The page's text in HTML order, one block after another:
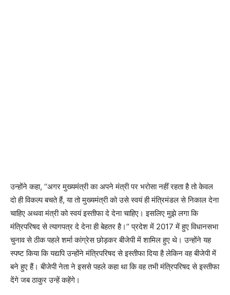
उन्होंने कहा, ‘‘अगर मुख्यमंत्री का अपने मंत्री पर भरोसा नहीं रहता है तो केवल
दो ही विकल्प बचते हैं, या तो मुख्यमंत्री को उसे स्वयं ही मंत्रिमंडल से निकाल देना
चाहिए अथवा मंत्री को स्वयं इस्तीफा दे देना चाहिए। इसलिए मुझे लगा कि
मंत्रिपरिषद से त्यागपत्र दे देना ही बेहतर है।’’ प्रदेश में 2017 में हुए विधानसभा
चुनाव से ठीक पहले शर्मा कांग्रेस छोड़कर बीजेपी में शामिल हुए थे। उन्होंने यह
स्पष्ट किया कि यद्यपि उन्होंने मंत्रिपरिषद से इस्तीफा दिया है लेकिन वह बीजेपी में
बने हुए हैं। बीजेपी नेता ने इससे पहले कहा था कि वह तभी मंत्रिपरिषद से इस्तीफा
देंगे जब ठाकुर उन्हें कहेंगे।